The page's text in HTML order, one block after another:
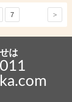
7 >
は